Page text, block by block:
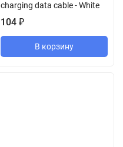
charging data cable - White
104 ₽
В корзину